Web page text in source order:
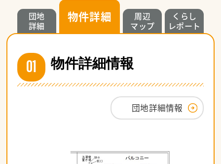
団地
詳細
物件詳細
周辺
マップ
くらし
レポート
01 物件詳細情報
団地詳細情報